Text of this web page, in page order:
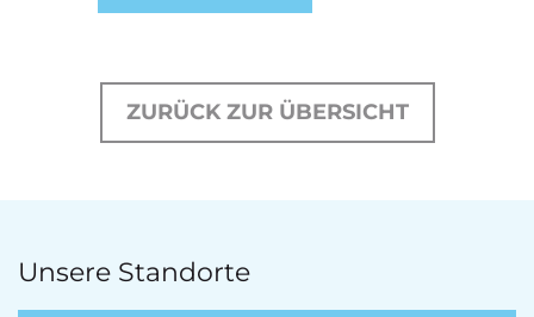
ZURÜCK ZUR ÜBERSICHT
Unsere Standorte